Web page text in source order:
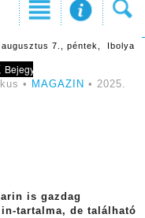
augusztus 7., péntek, Ibolya
• MAGAZIN • 2025.
is gazdag
tartalma, de található